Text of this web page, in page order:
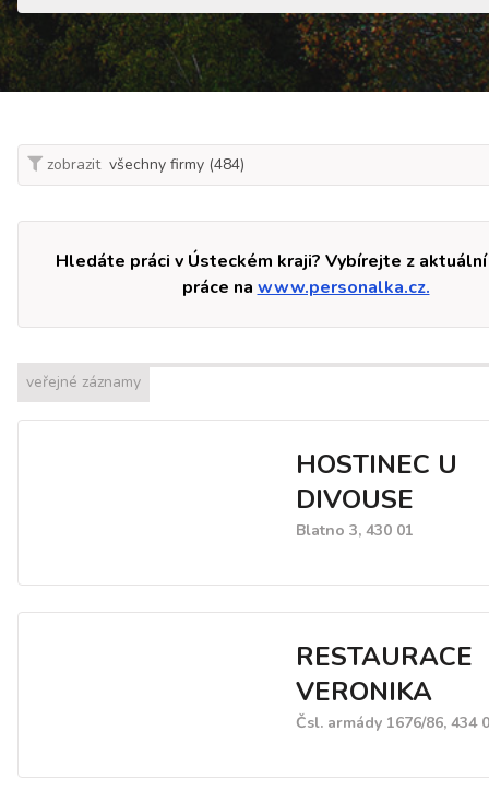
zobrazit
Hledáte práci v Ústeckém kraji? Vybírejte z
práce na www.personalka.cz.
veřejné záznamy
HOSTINEC U
DIVOUSE
Blatno 3, 430 01
RESTAURACE
VERONIKA
Čsl. armády 1676/86, 434